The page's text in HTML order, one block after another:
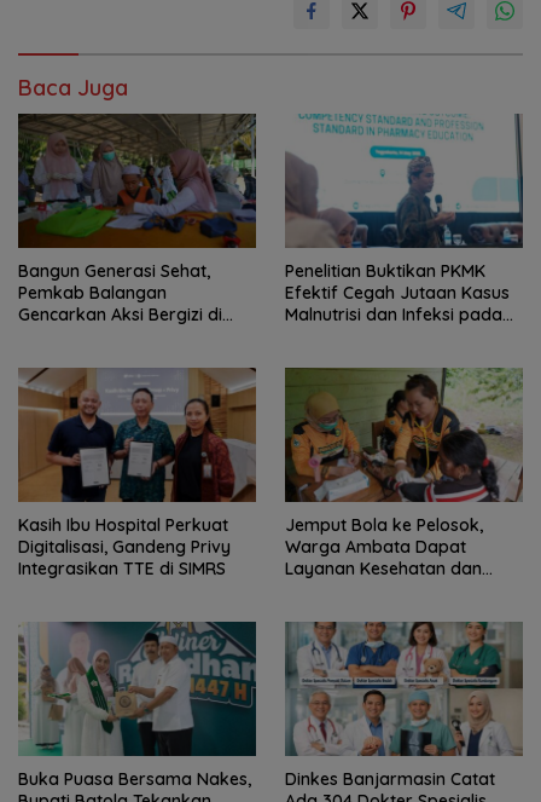
Baca Juga
Bangun Generasi Sehat,
Pemkab Balangan
Gencarkan Aksi Bergizi di
Penelitian Buktikan PKMK
Efektif Cegah Jutaan Kasus
Malnutrisi dan Infeksi pada
Kasih Ibu Hospital Perkuat
Digitalisasi, Gandeng Privy
Integrasikan TTE di SIMRS
Jemput Bola ke Pelosok,
Warga Ambata Dapat
Layanan Kesehatan dan
Buka Puasa Bersama Nakes,
Dinkes Banjarmasin Catat